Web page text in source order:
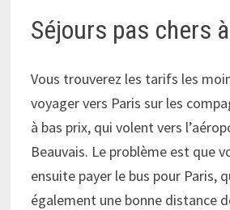
Séjours pas chers
Vous trouverez les tarifs les
voyager vers Paris sur les
à bas prix, qui volent vers
Beauvais. Le problème est que
ensuite payer le bus pour Paris,
également une bonne distance